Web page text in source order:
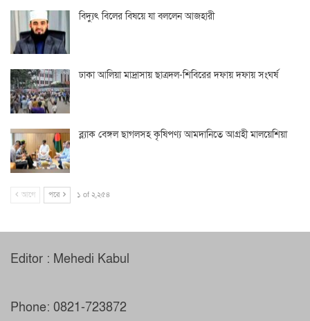
বিদ্যুৎ বিলের বিষয়ে যা বললেন আজহারী
ঢাকা আলিয়া মাদ্রাসায় ছাত্রদল-শিবিরের দফায় দফায় সংঘর্ষ
ব্ল্যাক বেঙ্গল ছাগলসহ কৃষিপণ্য আমদানিতে আগ্রহী মালয়েশিয়া
আগে পরে ১ of ২,২৫৪
Editor : Mehedi Kabul
Phone: 0821-723872